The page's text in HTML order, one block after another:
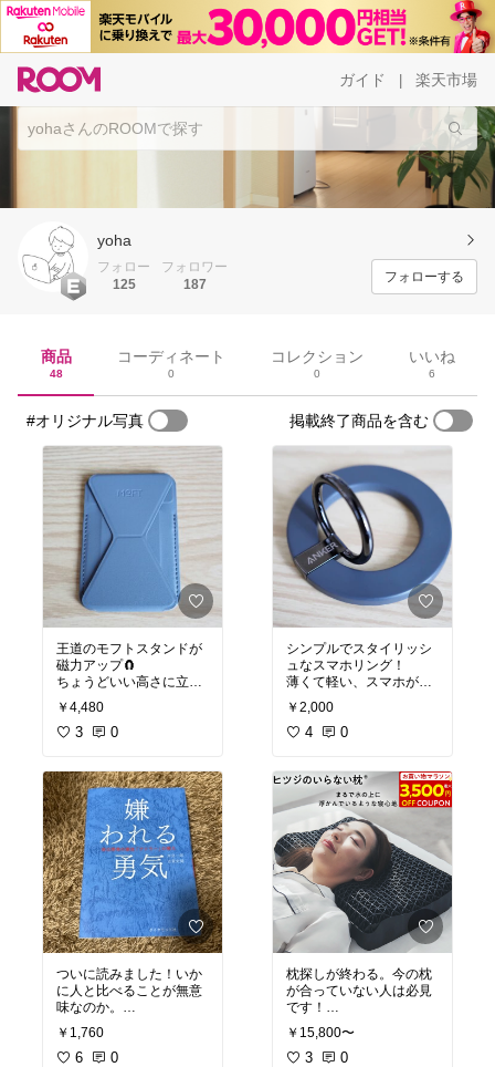
ガイド 楽天市場
yoha
フォロー
125
フォロワー
187
フォローする
商品
48
コーディネート
0
コレクション
0
いいね
6
#オリジナル写真 掲載終了商品を含む
王道のモフトスタンドが
磁力アップ🧲
ちょうどいい高さに立て
かけられて3つの向きで
動画視聴やSNSが楽しめ
ます。
on##買ってよかった #
オリジナル写真 #スマホ
アクセサリー #仕事効率
化 #あったら便利 #スマ
ホケース
￥4,480
3 0
ついに読みました！いか
に人と比べることが無意
味なのか。
自己啓発最強の一冊です
🔥#オリジナル写真
のバイブル
￥1,760
6 0
シンプルでスタイリッシ
ュなスマホリング！
薄くて軽い、スマホが落
ちない優れもの。
#Anker #スマホリング
便利 #スマホケース
￥2,000
4 0
枕探しが終わる。今の枕
が合っていない人は必見
です！
#快眠グッズ
ム #ヒツジのいらない枕
￥15,800〜
3 0